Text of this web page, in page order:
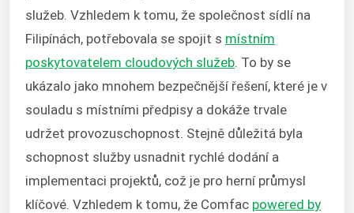
služeb. Vzhledem k tomu, že společnost sídlí na
Filipínách, potřebovala se spojit s místním
poskytovatelem cloudových služeb . To by se
ukázalo jako mnohem bezpečnější řešení, které je v
souladu s místními předpisy a dokáže trvale
udržet provozuschopnost. Stejně důležitá byla
schopnost služby usnadnit rychlé dodání a
implementaci projektů, což je pro herní průmysl
klíčové. Vzhledem k tomu, že Comfac powered by